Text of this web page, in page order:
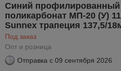
Синий
поликарбонат МП-20 (У)
Sunnex трапеция 137,5/
Под заказ
Опт и розница
Отправка с 09 сентября 2026